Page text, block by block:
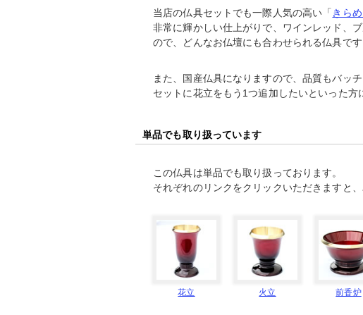
当店の仏具セットでも一際人気の高い「 きら
非常に輝かしい仕上がりで、ワインレッド、
ので、どんなお仏壇にも合わせられる仏具です
また、国産仏具になりますので、品質もバッ
セットに花立をもう1つ追加したいといった方
単品でも取り扱っています
この仏具は単品でも取り扱っております。
それぞれのリンクをクリックいただきますと
花立 火立 前香炉